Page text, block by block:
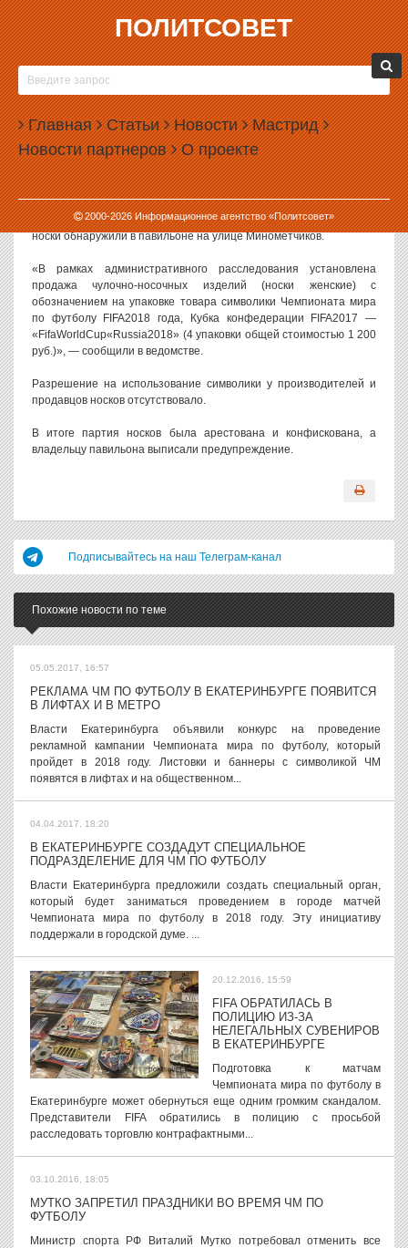
ПОЛИТСОВЕТ
Главная Статьи Новости Мастрид
Новости партнеров О проекте
2000-2026Информационное агентство «Политсовет»
02.02.2018, 15:16
В ЕКАТЕРИНБУРГЕ АРЕСТОВАЛИ
НЕЗАКОННЫЕ НОСКИ С СИМВОЛИКОЙ
ЧМ-2018
В Екатеринбурге на рынке «Таганский ряд» изъята партия носков
с символикой Чемпионата мира по футболу. Они оказались
контрафактными.
Как рассказали в областном управлении Роспотребнадзора,
носки обнаружили в павильоне на улице Минометчиков.
«В рамках административного расследования установлена
продажа чулочно-носочных изделий (носки женские) с
обозначением на упаковке товара символики Чемпионата мира
по футболу FIFA2018 года, Кубка конфедерации FIFA2017 —
«FifaWorldCup«Russia2018» (4 упаковки общей стоимостью 1 200
руб.)», — сообщили в ведомстве.
Разрешение на использование символики у производителей и
продавцов носков отсутствовало.
В итоге партия носков была арестована и конфискована, а
владельцу павильона выписали предупреждение.
Подписывайтесь на наш Телеграм-канал
Похожие новости по теме
05.05.2017, 16:57
РЕКЛАМА ЧМ ПО ФУТБОЛУ В ЕКАТЕРИНБУРГЕ ПОЯВИТСЯ
В ЛИФТАХ И В МЕТРО
Власти Екатеринбурга объявили конкурс на проведение
рекламной кампании Чемпионата мира по футболу, который
пройдет в 2018 году. Листовки и баннеры с символикой ЧМ
появятся в лифтах и на общественном...
04.04.2017, 18:20
В ЕКАТЕРИНБУРГЕ СОЗДАДУТ СПЕЦИАЛЬНОЕ
ПОДРАЗДЕЛЕНИЕ ДЛЯ ЧМ ПО ФУТБОЛУ
Власти Екатеринбурга предложили создать специальный орган,
который будет заниматься проведением в городе матчей
Чемпионата мира по футболу в 2018 году. Эту инициативу
поддержали в городской думе. ...
20.12.2016, 15:59
FIFA ОБРАТИЛАСЬ В
ПОЛИЦИЮ ИЗ-ЗА
НЕЛЕГАЛЬНЫХ СУВЕНИРОВ
В ЕКАТЕРИНБУРГЕ
Подготовка к матчам
Чемпионата мира по футболу в
Екатеринбурге может обернуться еще одним громким скандалом.
Представители FIFA обратились в полицию с просьбой
расследовать торговлю контрафактными...
03.10.2016, 18:05
МУТКО ЗАПРЕТИЛ ПРАЗДНИКИ ВО ВРЕМЯ ЧМ ПО
ФУТБОЛУ
Министр спорта РФ Виталий Мутко потребовал отменить все